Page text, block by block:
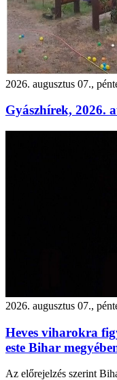
2026. augusztus 07.,
Gyászhírek, 2026.
2026. augusztus 07.,
Heves viharokra
este Bihar
Az előrejelzés szerint